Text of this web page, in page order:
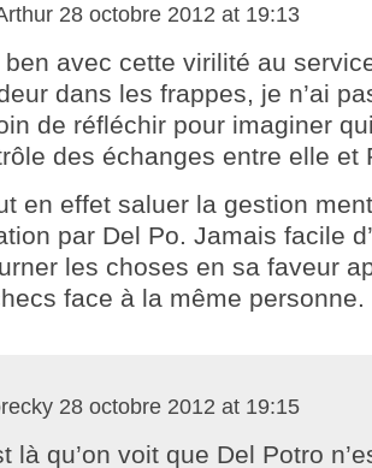
28 octobre 2012 at 19:13
ben avec cette virilité au
dans les frappes, je n’ai
de réfléchir pour imaginer
des échanges entre elle
en effet saluer la gestion
par Del Po. Jamais facile
les choses en sa faveur
face à la même personne.
28 octobre 2012 at 19:15
là qu’on voit que Del Potro